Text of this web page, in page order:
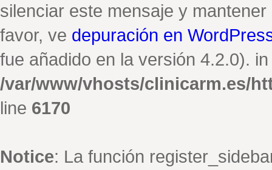
silenciar este mensaje y
favor, ve depuración en
fue añadido en la versión 4.2.0). in
/var/www/vhosts/clinicarm.es/
line 6170
Notice: La función